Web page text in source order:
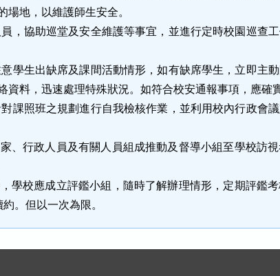
場地，以維護師生安全。
，協助巡堂及安全維護等事宜，並進行定時校園巡查
學生出缺席及課間活動情形，如有缺席學生，立即主
資料，迅速處理特殊狀況。如符合校安通報事項，應確
課照班之規劃進行自我檢核作業，並利用校內行政會
、行政人員及有關人員組成推動及督導小組至學校訪
學校應成立評鑑小組，隨時了解辦理情形，定期評鑑
。但以一次為限。